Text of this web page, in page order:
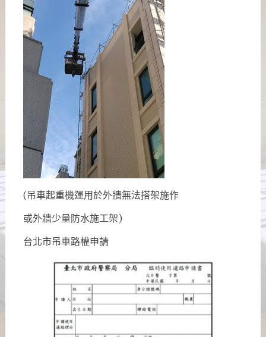
(吊車起重機運用於外牆無法搭架施作
或外牆少量防水施工架)
台北市吊車路權申請